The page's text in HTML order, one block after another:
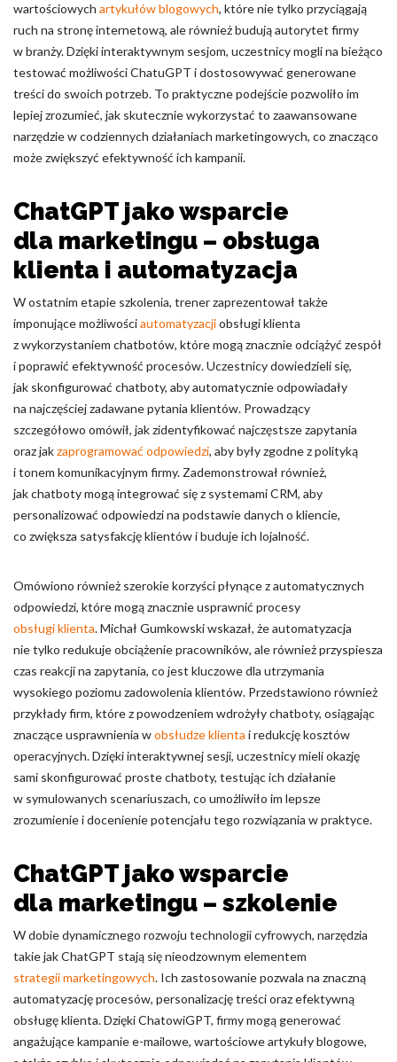
wartościowych artykułów blogowych, które nie tylko przyciągają
ruch na stronę internetową, ale również budują autorytet firmy
w branży. Dzięki interaktywnym sesjom, uczestnicy mogli na bieżąco
testować możliwości ChatuGPT i dostosowywać generowane
treści do swoich potrzeb. To praktyczne podejście pozwoliło im
lepiej zrozumieć, jak skutecznie wykorzystać to zaawansowane
narzędzie w codziennych działaniach marketingowych, co znacząco
może zwiększyć efektywność ich kampanii.
ChatGPT jako wsparcie
dla marketingu – obsługa
klienta i automatyzacja
W ostatnim etapie szkolenia, trener zaprezentował także
imponujące możliwościautomatyzacjiobsługi klienta
z wykorzystaniem chatbotów, które mogą znacznie odciążyć zespół
i poprawić efektywność procesów. Uczestnicy dowiedzieli się,
jak skonfigurować chatboty, aby automatycznie odpowiadały
na najczęściej zadawane pytania klientów. Prowadzący
szczegółowo omówił, jak zidentyfikować najczęstsze zapytania
oraz jakzaprogramować odpowiedzi, aby były zgodne z polityką
i tonem komunikacyjnym firmy. Zademonstrował również,
jak chatboty mogą integrować się z systemami CRM, aby
personalizować odpowiedzi na podstawie danych o kliencie,
co zwiększa satysfakcję klientów i buduje ich lojalność.
Omówiono również szerokie korzyści płynące z automatycznych
odpowiedzi, które mogą znacznie usprawnić procesy
obsługi klienta. Michał Gumkowski wskazał, że automatyzacja
nie tylko redukuje obciążenie pracowników, ale również przyspiesza
czas reakcji na zapytania, co jest kluczowe dla utrzymania
wysokiego poziomu zadowolenia klientów. Przedstawiono również
przykłady firm, które z powodzeniem wdrożyły chatboty, osiągając
znaczące usprawnienia wobsłudze klienta i redukcję kosztów
operacyjnych. Dzięki interaktywnej sesji, uczestnicy mieli okazję
sami skonfigurować proste chatboty, testując ich działanie
w symulowanych scenariuszach, co umożliwiło im lepsze
zrozumienie i docenienie potencjału tego rozwiązania w praktyce.
ChatGPT jako wsparcie
dla marketingu – szkolenie
W dobie dynamicznego rozwoju technologii cyfrowych, narzędzia
takie jak ChatGPT stają się nieodzownym elementem
strategii marketingowych. Ich zastosowanie pozwala na znaczną
automatyzację procesów, personalizację treści oraz efektywną
obsługę klienta. Dzięki ChatowiGPT, firmy mogą generować
angażujące kampanie e-mailowe, wartościowe artykuły blogowe,